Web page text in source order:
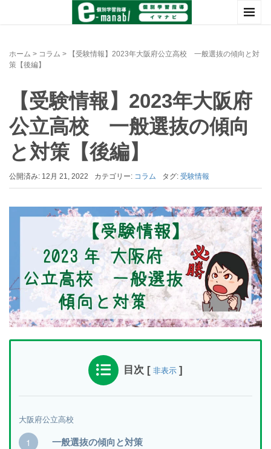
ホーム > コラム >
【受験情報】2023年大阪府公立高校 一般選抜の傾向と対
策【後編】
【受験情報】2023年大阪府
公立高校 一般選抜の傾向
と対策【後編】
公開済み: 12月 21, 2022 カテゴリー: コラム タグ: 受験情報
目次 [ 非表示 ]
大阪府公立高校
一般選抜の傾向と対策